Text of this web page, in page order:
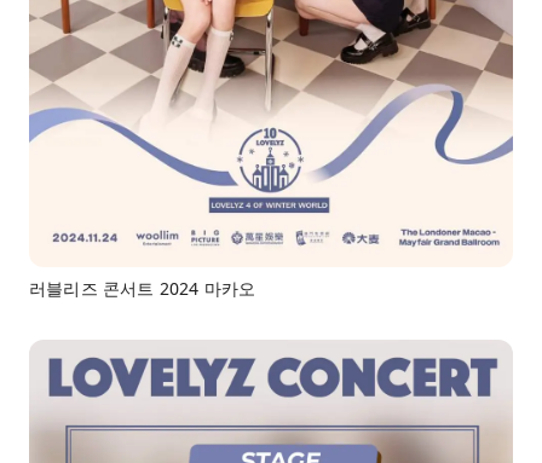
러블리즈 콘서트 2024 마카오